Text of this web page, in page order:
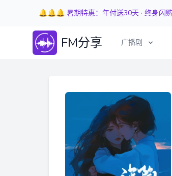
🔔🔔🔔 暑期特惠：年付送30天 · 终身闪
FM分享 广播剧